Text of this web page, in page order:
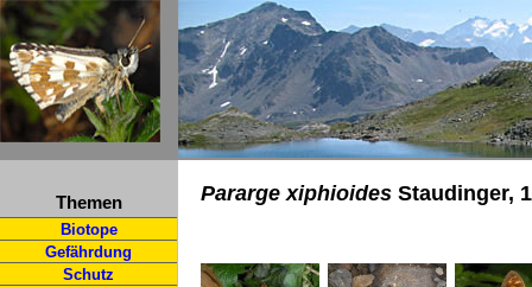
Themen
Biotope
Gefährdung
Schutz
Pararge xiphioides Staudinger,